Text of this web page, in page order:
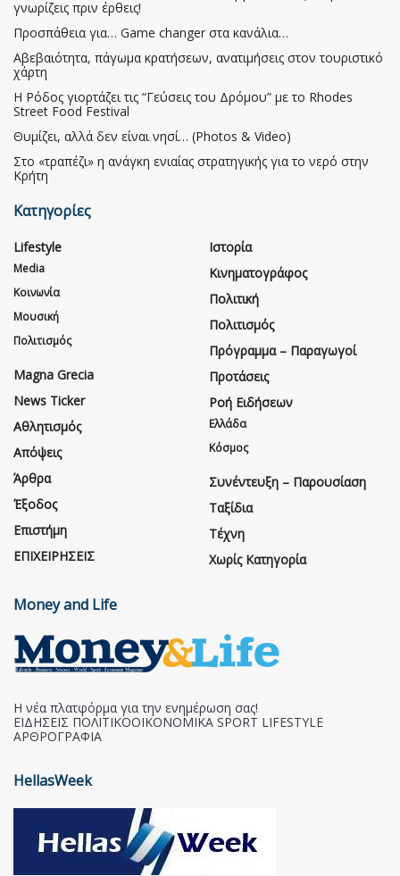
γνωρίζεις πριν έρθεις!
Προσπάθεια για… Game changer στα κανάλια…
Αβεβαιότητα, πάγωμα κρατήσεων, ανατιμήσεις στον τουριστικό
χάρτη
Η Ρόδος γιορτάζει τις “Γεύσεις του Δρόμου” με το Rhodes
Street Food Festival
Θυμίζει, αλλά δεν είναι νησί… (Photos & Video)
Στο «τραπέζι» η ανάγκη ενιαίας στρατηγικής για το νερό στην
Κρήτη
Κατηγορίες
Lifestyle
Media
Κοινωνία
Μουσική
Πολιτισμός
Magna Grecia
News Ticker
Αθλητισμός
Απόψεις
Άρθρα
Έξοδος
Επιστήμη
ΕΠΙΧΕΙΡΗΣΕΙΣ
Ιστορία
Κινηματογράφος
Πολιτική
Πολιτισμός
Πρόγραμμα – Παραγωγοί
Προτάσεις
Ροή Ειδήσεων
Ελλάδα
Κόσμος
Συνέντευξη – Παρουσίαση
Ταξίδια
Τέχνη
Χωρίς Κατηγορία
Money and Life
Η νέα πλατφόρμα για την ενημέρωση σας!
ΕΙΔΗΣΕΙΣ ΠΟΛΙΤΙΚΟΟΙΚΟΝΟΜΙΚΑ SPORT LIFESTYLE
ΑΡΘΡΟΓΡΑΦΙΑ
HellasWeek